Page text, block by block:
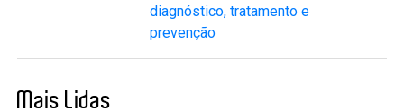
diagnóstico, tratamento e
prevenção
Mais Lidas